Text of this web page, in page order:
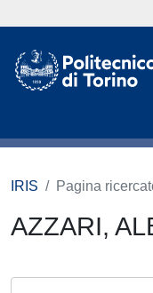
IRIS Pagina
AZZARI,